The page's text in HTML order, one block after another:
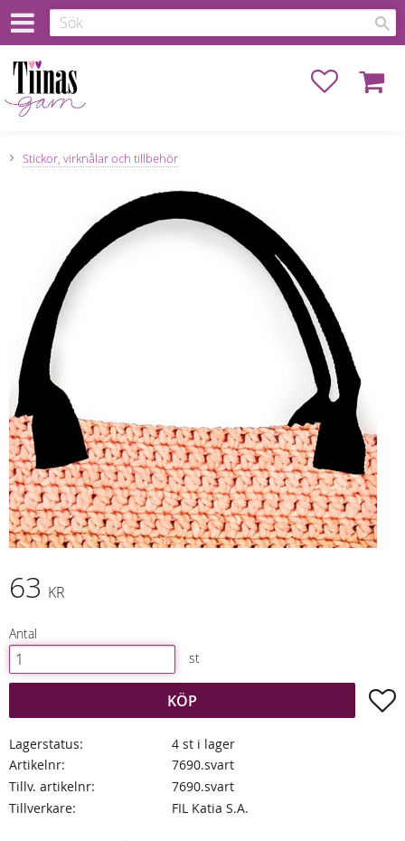
Favoriter
Stickor, virknålar och tillbehör
63 KR
Antal
st
KÖP
Lagerstatus
4 st i lager
Artikelnr
7690.svart
Tillv. artikelnr
7690.svart
Tillverkare
FIL Katia S.A.